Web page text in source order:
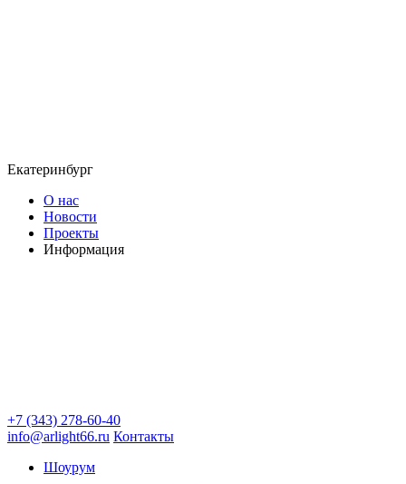
Екатеринбург
О нас
Новости
Проекты
Информация
+7 (343) 278-60-40
info@arlight66.ru Контакты
Шоурум